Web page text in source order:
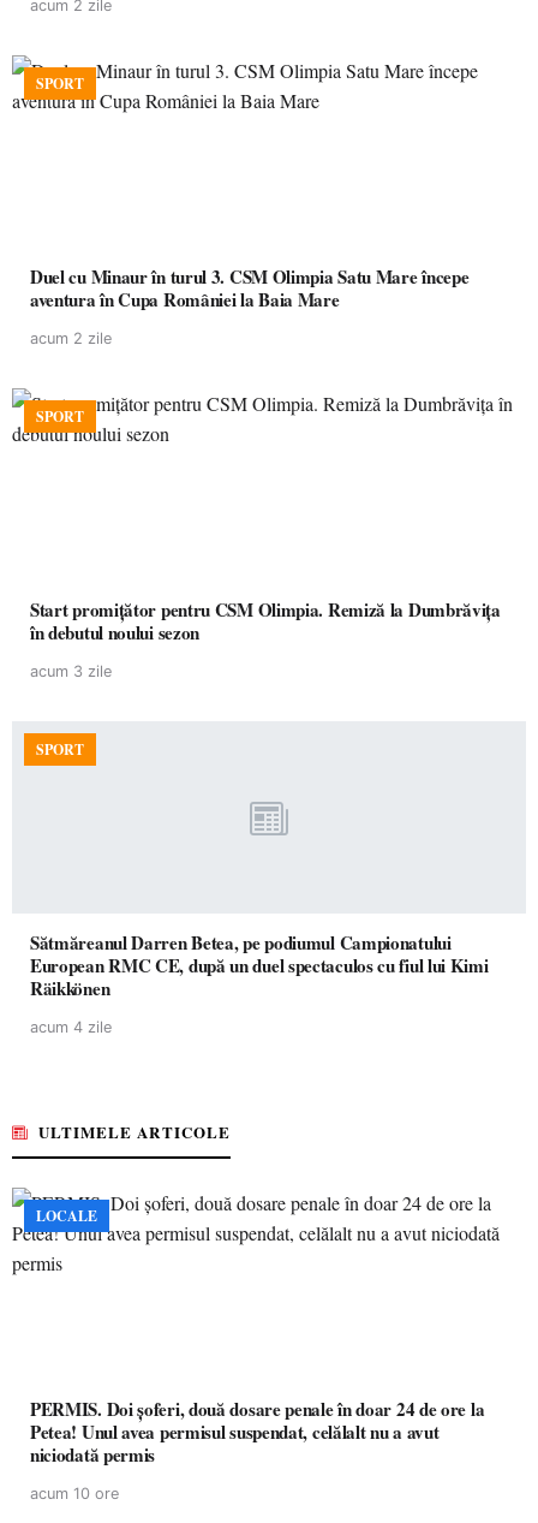
acum 2 zile
SPORT
Duel cu Minaur în turul 3. CSM Olimpia Satu Mare începe
aventura în Cupa României la Baia Mare
acum 2 zile
SPORT
Start promițător pentru CSM Olimpia. Remiză la Dumbrăvița
în debutul noului sezon
acum 3 zile
SPORT
Sătmăreanul Darren Betea, pe podiumul Campionatului
European RMC CE, după un duel spectaculos cu fiul lui Kimi
Räikkönen
acum 4 zile
ULTIMELE ARTICOLE
LOCALE
PERMIS. Doi șoferi, două dosare penale în doar 24 de ore la
Petea! Unul avea permisul suspendat, celălalt nu a avut
niciodată permis
acum 10 ore